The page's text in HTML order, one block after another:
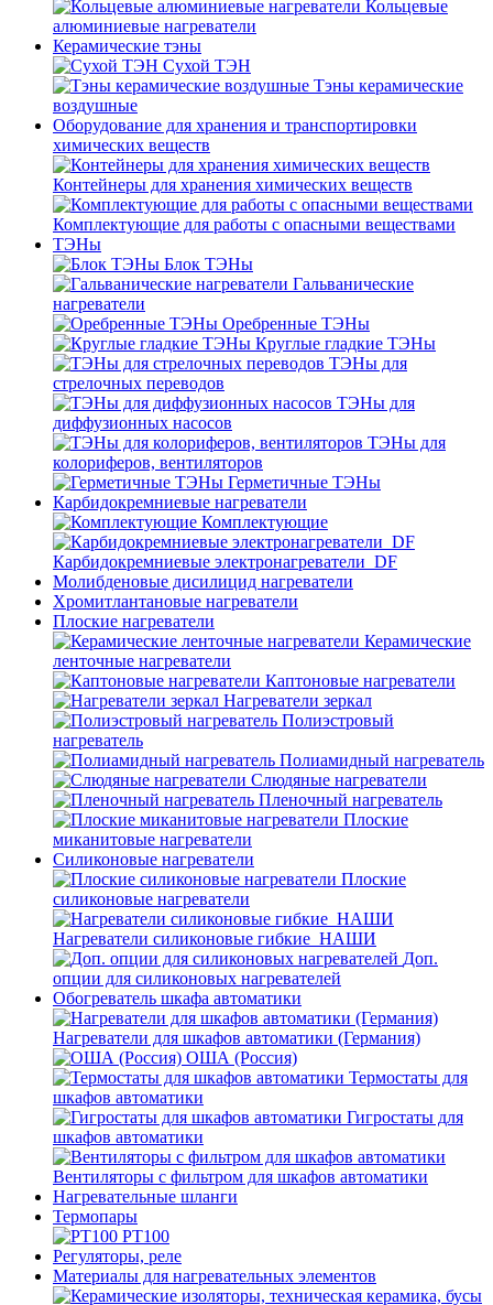
Кольцевые
алюминиевые нагреватели
Керамические тэны
Сухой ТЭН
Тэны керамические
воздушные
Оборудование для хранения и транспортировки
химических веществ
Контейнеры для хранения химических веществ
Комплектующие для работы с опасными веществами
ТЭНы
Блок ТЭНы
Гальванические
нагреватели
Оребренные ТЭНы
Круглые гладкие ТЭНы
ТЭНы для
стрелочных переводов
ТЭНы для
диффузионных насосов
ТЭНы для
колориферов, вентиляторов
Герметичные ТЭНы
Карбидокремниевые нагреватели
Комплектующие
Карбидокремниевые электронагреватели_DF
Молибденовые дисилицид нагреватели
Хромитлантановые нагреватели
Плоские нагреватели
Керамические
ленточные нагреватели
Каптоновые нагреватели
Нагреватели зеркал
Полиэстровый
нагреватель
Полиамидный нагреватель
Слюдяные нагреватели
Пленочный нагреватель
Плоские
миканитовые нагреватели
Силиконовые нагреватели
Плоские
силиконовые нагреватели
Нагреватели силиконовые гибкие_НАШИ
Доп.
опции для силиконовых нагревателей
Обогреватель шкафа автоматики
Нагреватели для шкафов автоматики (Германия)
ОША (Россия)
Термостаты для
шкафов автоматики
Гигростаты для
шкафов автоматики
Вентиляторы с фильтром для шкафов автоматики
Нагревательные шланги
Термопары
PT100
Регуляторы, реле
Материалы для нагревательных элементов